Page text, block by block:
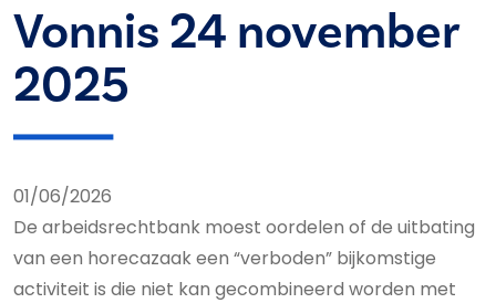
Vonnis 24 november
2025
01/06/2026
De arbeidsrechtbank moest oordelen of de uitbating
van een horecazaak een “verboden” bijkomstige
activiteit is die niet kan gecombineerd worden met